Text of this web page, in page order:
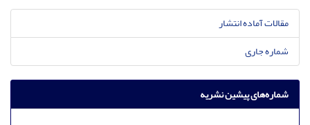
مقالات آماده انتشار
شماره جاری
شماره‌های پیشین نشریه